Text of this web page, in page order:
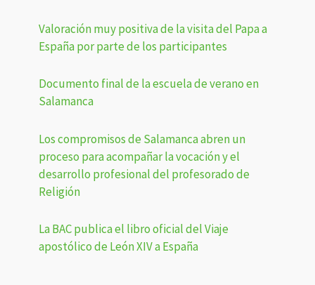
Valoración muy positiva de la visita del Papa a
España por parte de los participantes
Documento final de la escuela de verano en
Salamanca
Los compromisos de Salamanca abren un
proceso para acompañar la vocación y el
desarrollo profesional del profesorado de
Religión
La BAC publica el libro oficial del Viaje
apostólico de León XIV a España